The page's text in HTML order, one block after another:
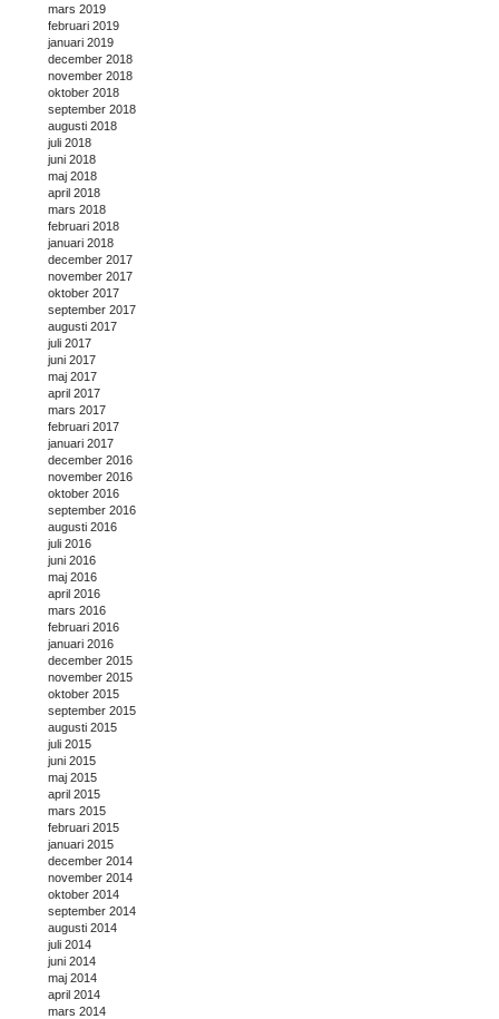
mars 2019
februari 2019
januari 2019
december 2018
november 2018
oktober 2018
september 2018
augusti 2018
juli 2018
juni 2018
maj 2018
april 2018
mars 2018
februari 2018
januari 2018
december 2017
november 2017
oktober 2017
september 2017
augusti 2017
juli 2017
juni 2017
maj 2017
april 2017
mars 2017
februari 2017
januari 2017
december 2016
november 2016
oktober 2016
september 2016
augusti 2016
juli 2016
juni 2016
maj 2016
april 2016
mars 2016
februari 2016
januari 2016
december 2015
november 2015
oktober 2015
september 2015
augusti 2015
juli 2015
juni 2015
maj 2015
april 2015
mars 2015
februari 2015
januari 2015
december 2014
november 2014
oktober 2014
september 2014
augusti 2014
juli 2014
juni 2014
maj 2014
april 2014
mars 2014